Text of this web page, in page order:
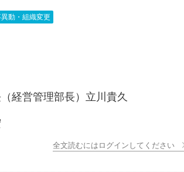
異動・組織変更
経営管理部長）立川貴久
全文読むにはログインしてください